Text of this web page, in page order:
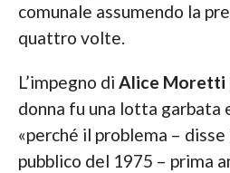
comunale assumendo la
quattro volte.
L’impegno di Alice Moretti
donna fu una lotta garbata
«perché il problema –
pubblico del 1975 – prima